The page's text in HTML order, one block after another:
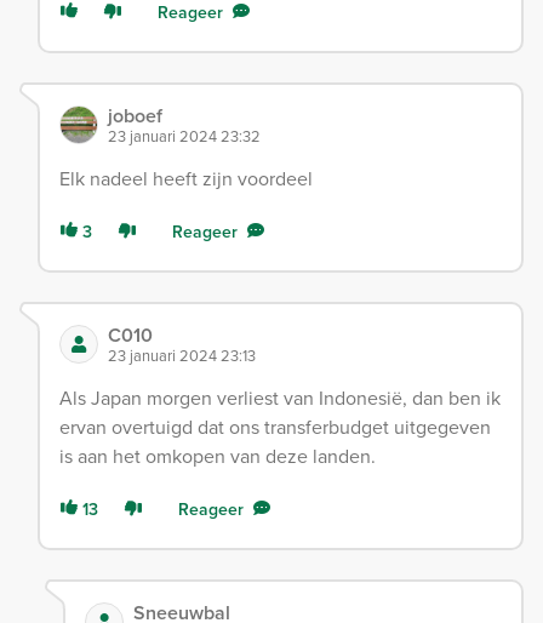
Reageer
joboef
23 januari 2024 23:32
Elk nadeel heeft zijn voordeel
3 Reageer
C010
23 januari 2024 23:13
Als Japan morgen verliest van Indonesië, dan ben ik
ervan overtuigd dat ons transferbudget uitgegeven
is aan het omkopen van deze landen.
13 Reageer
Sneeuwbal